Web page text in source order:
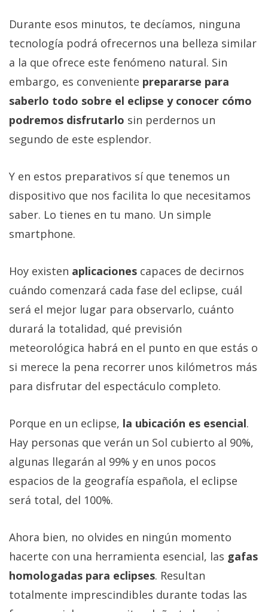
Durante esos minutos, te decíamos, ninguna
tecnología podrá ofrecernos una belleza similar
a la que ofrece este fenómeno natural. Sin
embargo, es conveniente prepararse para
saberlo todo sobre el eclipse y conocer cómo
podremos disfrutarlo sin perdernos un
segundo de este esplendor.
Y en estos preparativos sí que tenemos un
dispositivo que nos facilita lo que necesitamos
saber. Lo tienes en tu mano. Un simple
smartphone.
Hoy existen aplicaciones capaces de decirnos
cuándo comenzará cada fase del eclipse, cuál
será el mejor lugar para observarlo, cuánto
durará la totalidad, qué previsión
meteorológica habrá en el punto en que estás o
si merece la pena recorrer unos kilómetros más
para disfrutar del espectáculo completo.
Porque en un eclipse, la ubicación es esencial.
Hay personas que verán un Sol cubierto al 90%,
algunas llegarán al 99% y en unos pocos
espacios de la geografía española, el eclipse
será total, del 100%.
Ahora bien, no olvides en ningún momento
hacerte con una herramienta esencial, las gafas
homologadas para eclipses. Resultan
totalmente imprescindibles durante todas las